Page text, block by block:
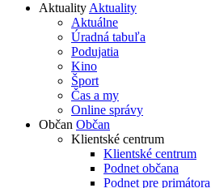
AktualityAktuality
Aktuálne
Úradná tabuľa
Podujatia
Kino
Šport
Čas a my
Online správy
Občan Občan
Klientské centrum
Klientské centrum
Podnet občana
Podnet pre primátora